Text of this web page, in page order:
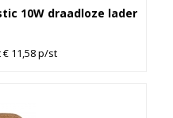
10W draadloze lader
€ 11,58 p/st